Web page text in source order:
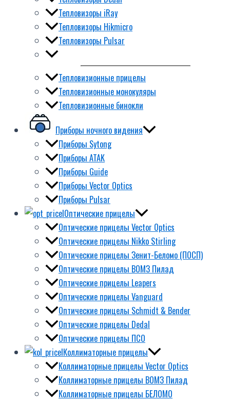
Тепловизоры iRay
Тепловизоры Hikmicro
Тепловизоры Pulsar
Тепловизионные прицелы
Тепловизионные монокуляры
Тепловизионные бинокли
Приборы ночного видения
Приборы Sytong
Приборы ATAK
Приборы Guide
Приборы Vector Optics
Приборы Pulsar
Оптические прицелы
Оптические прицелы Vector Optics
Оптические прицелы Nikko Stirling
Оптические прицелы Зенит-Беломо (ПОСП)
Оптические прицелы ВОМЗ Пилад
Оптические прицелы Leapers
Оптические прицелы Vanguard
Оптические прицелы Schmidt & Bender
Оптические прицелы Dedal
Оптические прицелы ПСО
Коллиматорные прицелы
Коллиматорные прицелы Vector Optics
Коллиматорные прицелы ВОМЗ Пилад
Коллиматорные прицелы БЕЛОМО